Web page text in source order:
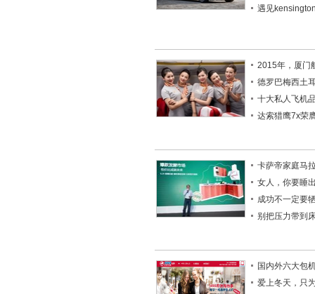
遇见
2015年，厦门
德罗巴梅西土
十大私人飞机
达索猎鹰7x荣
卡萨帝家庭马
女人，你要睡
成功不一定要
别把压力带到
国内外六大包
爱上冬天，只